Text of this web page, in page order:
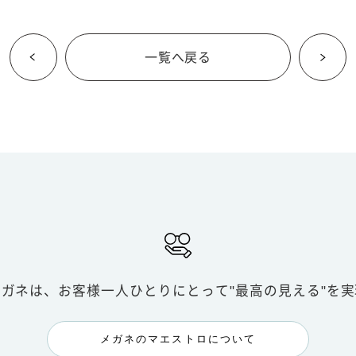
一覧へ戻る
ネは、お客様一人ひとりにとって"最高の見える"を実
メガネのマエストロについて